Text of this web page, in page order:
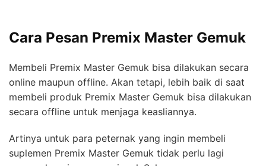
Cara Pesan Premix Master Gemuk
Membeli Premix Master Gemuk bisa dilakukan secara
online maupun offline. Akan tetapi, lebih baik di saat
membeli produk Premix Master Gemuk bisa dilakukan
secara offline untuk menjaga keasliannya.
Artinya untuk para peternak yang ingin membeli
suplemen Premix Master Gemuk tidak perlu lagi